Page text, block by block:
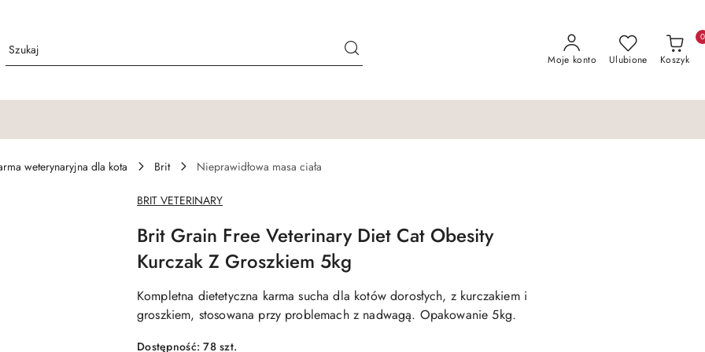
Moje konto Ulubione Koszyk
0
weterynaryjna dla kota Brit
Nieprawidłowa masa ciała
NAZWA
PRODUCENTA:
BRIT VETERINARY
Brit Grain Free Veterinary Diet Cat Obesity
Kurczak Z Groszkiem 5kg
Kompletna dietetyczna karma sucha dla kotów dorosłych, z kurczakiem i
groszkiem, stosowana przy problemach z nadwagą. Opakowanie 5kg.
Dostępność:78szt.